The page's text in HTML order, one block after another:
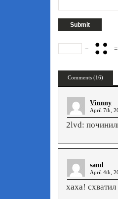
− =
Comments (16)
Vinnny
April 7th,
2lvd:
sand
April 4th,
хаха!